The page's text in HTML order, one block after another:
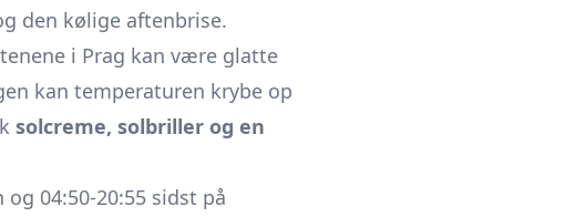
den kølige aftenbrise.
i Prag kan være glatte
kan temperaturen krybe op
solcreme, solbriller og en
04:50-20:55 sidst på